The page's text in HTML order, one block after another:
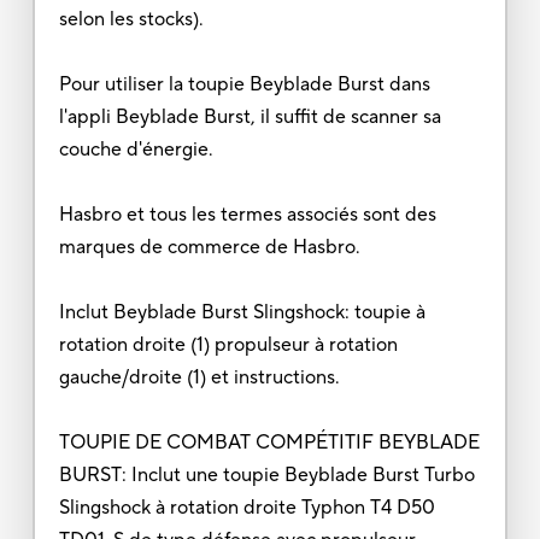
selon les stocks).
Pour utiliser la toupie Beyblade Burst dans
l'appli Beyblade Burst, il suffit de scanner sa
couche d'énergie.
Hasbro et tous les termes associés sont des
marques de commerce de Hasbro.
Inclut Beyblade Burst Slingshock: toupie à
rotation droite (1) propulseur à rotation
gauche/droite (1) et instructions.
TOUPIE DE COMBAT COMPÉTITIF BEYBLADE
BURST: Inclut une toupie Beyblade Burst Turbo
Slingshock à rotation droite Typhon T4 D50